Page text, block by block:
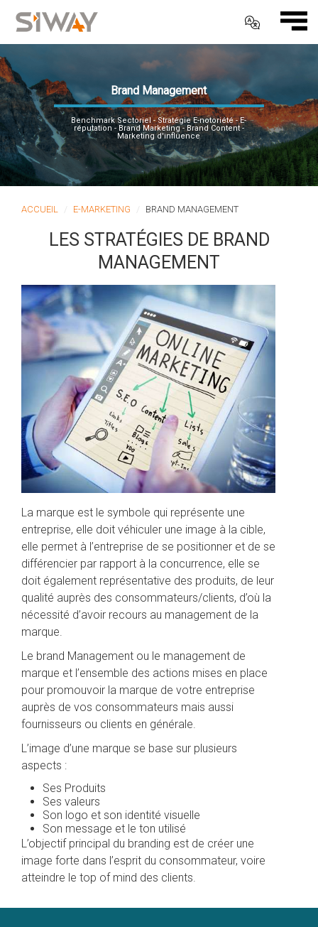
Brand Management
Benchmark Sectoriel - Stratégie E-notoriété - E-
réputation - Brand Marketing - Brand Content -
Marketing d'influence
ACCUEIL E-MARKETING BRAND MANAGEMENT
LES STRATÉGIES DE BRAND
MANAGEMENT
La marque est le symbole qui représente une
entreprise, elle doit véhiculer une image à la cible,
elle permet à l’entreprise de se positionner et de se
différencier par rapport à la concurrence, elle se
doit également représentative des produits, de leur
qualité auprès des consommateurs/clients, d’où la
nécessité d’avoir recours au management de la
marque.
Le brand Management ou le management de
marque et l’ensemble des actions mises en place
pour promouvoir la marque de votre entreprise
auprès de vos consommateurs mais aussi
fournisseurs ou clients en générale.
L’image d’une marque se base sur plusieurs
aspects :
Ses Produits
Ses valeurs
Son logo et son identité visuelle
Son message et le ton utilisé
L’objectif principal du branding est de créer une
image forte dans l’esprit du consommateur, voire
atteindre le top of mind des clients.